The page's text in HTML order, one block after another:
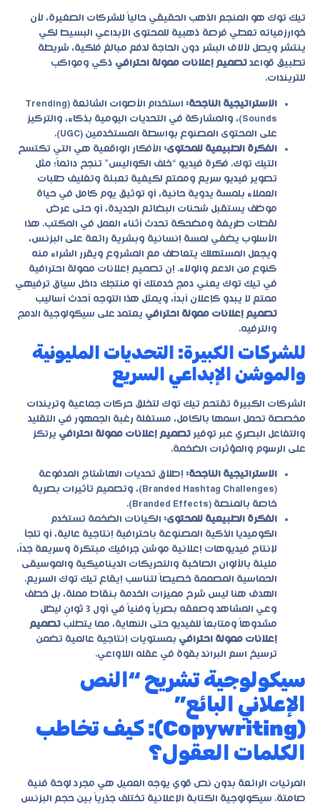
تيك توك هو المنجم الذهب الحقيقي حالياً للشركات الصغيرة، لأن
خوارزمياته تعطي فرصة ذهبية للمحتوى الإبداعي البسيط لكي
ينتشر ويصل لآلاف البشر دون الحاجة لدفع مبالغ فلكية، شريطة
تطبيق قواعد تصميم إعلانات ممولة احترافي ذكي ومواكب
للتريندات.
الاستراتيجية الناجحة:
استخدام الأصوات الشائعة (Trending
Sounds)، والمشاركة في التحديات اليومية بذكاء، والتركيز
على المحتوى المصنوع بواسطة المستخدمين (UGC).
الفكرة الطبيعية للمحتوى: الأفكار الواقعية هي التي تكتسح
التيك توك. فكرة فيديو “خلف الكواليس” تنجح دائماً؛ مثل
تصوير فيديو سريع وممتع لكيفية تعبئة وتغليف طلبات
العملاء بلمسة يدوية حانية، أو توثيق يوم كامل في حياة
موظف يستقبل شحنات البضائع الجديدة، أو حتى عرض
لقطات طريفة ومضحكة تحدث أثناء العمل في المكتب. هذا
الأسلوب يضفي لمسة إنسانية وبشرية رائعة على البزنس،
ويجعل المستهلك يتعاطف مع المشروع ويقرر الشراء منه
كنوع من الدعم والولاء. إن تصميم إعلانات ممولة احترافية
في تيك توك يعني دمج خدمتك أو منتجك داخل سياق ترفيهي
ممتع لا يبدو كإعلان أبداً، ويمثل هذا التوجه أحدث أساليب
تصميم إعلانات ممولة احترافي يعتمد على سيكولوجية الدمج
والترفيه.
للشركات الكبيرة: التحديات المليونية
والموشن الإبداعي السريع
الشركات الكبيرة تقتحم تيك توك لتخلق حركات جماعية وتريندات
مخصصة تحمل اسمها بالكامل، مستغلة رغبة الجمهور في التقليد
والتفاعل البصري عبر توفير تصميم إعلانات ممولة احترافي يرتكز
على الرسوم والمؤثرات الضخمة.
الاستراتيجية الناجحة: إطلاق تحديات الهاشتاج المدفوعة
(Branded Hashtag Challenges)، وتصميم تأثيرات بصرية
خاصة بالمنصة (Branded Effects).
الفكرة الطبيعية للمحتوى: الكيانات الضخمة تستخدم
الكوميديا الذكية المصنوعة باحترافية إنتاجية عالية، أو تلجأ
لإنتاج فيديوهات إعلانية موشن جرافيك مبتكرة وسريعة جداً،
مليئة بالألوان الصاخبة والتحريكات الديناميكية والموسيقى
الحماسية المصممة خصيصاً لتناسب إيقاع تيك توك السريع.
الهدف هنا ليس شرح مميزات الخدمة بنقاط مملة، بل خطف
وعي المشاهد وصعقه بصرياً وفنياً في أول 3 ثوانٍ ليظل
مشدوهاً ومتابعاً للفيديو حتى النهاية، مما يتطلب تصميم
إعلانات ممولة احترافي بمستويات إنتاجية عالمية تضمن
ترسيخ اسم البراند بقوة في عقله اللاواعي.
سيكولوجية تشريح “النص
الإعلاني البائع”
(Copywriting): كيف تخاطب
الكلمات العقول؟
المرئيات الرائعة بدون نص قوي يوجه العميل هي مجرد لوحة فنية
صامتة. سيكولوجية الكتابة الإعلانية تختلف جذرياً بين حجم البزنس